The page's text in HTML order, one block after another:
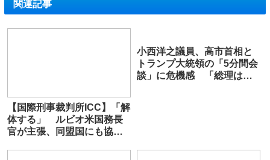
関連記事
【国際刑事裁判所ICC】「解
体する」 ルビオ米国務長
官が主張、同盟国にも協力
小西洋之議員、高市首相と
トランプ大統領の「5分間会
談」に危機感 「総理は眼